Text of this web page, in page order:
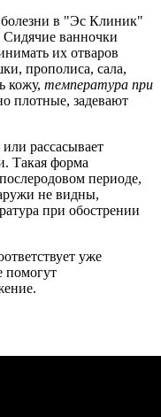
болезни в "Эс Клиник"
Сидячие ванночки
их отваров
прополиса, сала,
кожу, температура при
плотные, задевают
рассасывает
Такая форма
периоде,
не видны,
при обострении
уже
помогут